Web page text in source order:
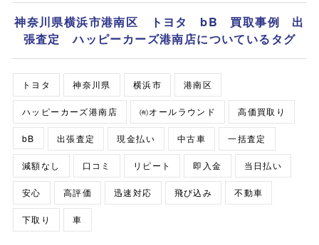
神奈川県横浜市港南区 トヨタ bB 買取事例 出
張査定 ハッピーカーズ港南店についているタグ
トヨタ 神奈川県 横浜市 港南区
ハッピーカーズ港南店 ㈲オールラウンド 高価買取り
bB 出張査定 現金払い 中古車 一括査定
減額なし 口コミ リピート 即入金 当日払い
安心 高評価 迅速対応 飛び込み 不動車
下取り 車